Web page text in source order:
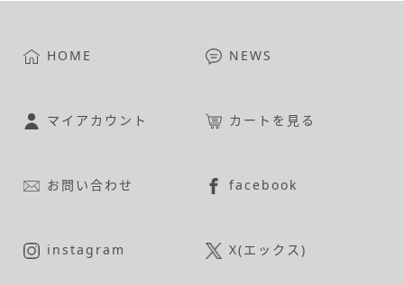
HOME NEWS
マイアカウント カートを見る
お問い合わせ facebook
instagram X(エックス)